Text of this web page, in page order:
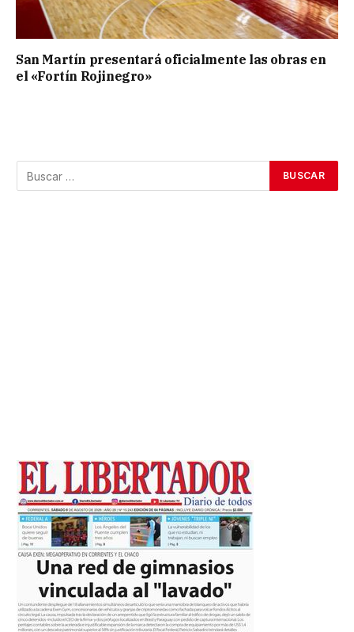
San Martín presentará oficialmente las obras en
el «Fortín Rojinegro»